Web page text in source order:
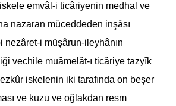
iskele emvâl-i ticâriyenin medhal ve
nazaran müceddeden inşâsı
nezâret-i müşârun-ileyhânın
vechile muâmelât-ı ticâriye tazyîk
iskelenin iki tarafında on beşer
ve kuzu ve oğlakdan resm